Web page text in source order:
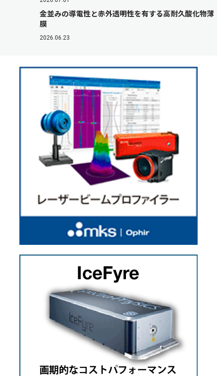
金並みの導電性と赤外透明性を有する高耐久酸化物薄
膜
2026.06.23